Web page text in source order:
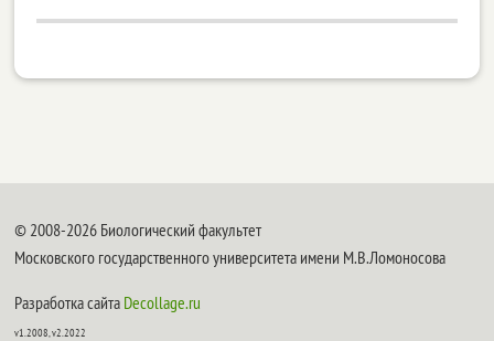
© 2008-2026 Биологический факультет
Московского государственного университета имени М.В.Ломоносова
Разработка сайта Decollage.ru
v1.2008, v2.2022